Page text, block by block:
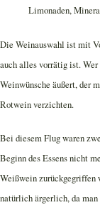
Limonaden,
Die Weinauswahl ist mit
auch alles vorrätig ist.
Weinwünsche äußert, der
Rotwein verzichten.
Bei diesem Flug waren
Beginn des Essens nicht
Weißwein zurückgegriffen
natürlich ärgerlich, da